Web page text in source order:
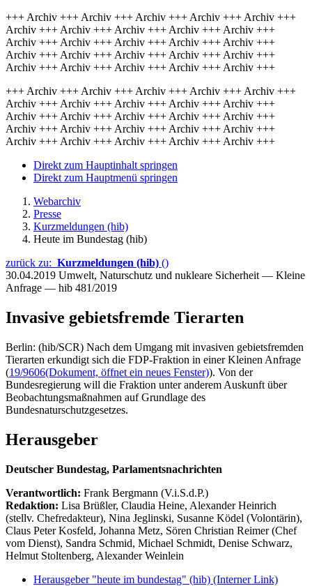
+++ Archiv +++ Archiv +++ Archiv +++ Archiv +++ Archiv +++
Archiv +++ Archiv +++ Archiv +++ Archiv +++ Archiv +++
Archiv +++ Archiv +++ Archiv +++ Archiv +++ Archiv +++
Archiv +++ Archiv +++ Archiv +++ Archiv +++ Archiv +++
Archiv +++ Archiv +++ Archiv +++ Archiv +++ Archiv +++
+++ Archiv +++ Archiv +++ Archiv +++ Archiv +++ Archiv +++
Archiv +++ Archiv +++ Archiv +++ Archiv +++ Archiv +++
Archiv +++ Archiv +++ Archiv +++ Archiv +++ Archiv +++
Archiv +++ Archiv +++ Archiv +++ Archiv +++ Archiv +++
Archiv +++ Archiv +++ Archiv +++ Archiv +++ Archiv +++
Direkt zum Hauptinhalt springen
Direkt zum Hauptmenü springen
Webarchiv
Presse
Kurzmeldungen (hib)
Heute im Bundestag (hib)
zurück zu: Kurzmeldungen (hib) ()
30.04.2019 Umwelt, Naturschutz und nukleare Sicherheit — Kleine
Anfrage — hib 481/2019
Invasive gebietsfremde Tierarten
Berlin: (hib/SCR) Nach dem Umgang mit invasiven gebietsfremden
Tierarten erkundigt sich die FDP-Fraktion in einer Kleinen Anfrage
(19/9606(Dokument, öffnet ein neues Fenster)). Von der
Bundesregierung will die Fraktion unter anderem Auskunft über
Beobachtungsmaßnahmen auf Grundlage des
Bundesnaturschutzgesetzes.
Herausgeber
Deutscher Bundestag, Parlamentsnachrichten
Verantwortlich: Frank Bergmann (V.i.S.d.P.)
Redaktion: Lisa Brüßler, Claudia Heine, Alexander Heinrich
(stellv. Chefredakteur), Nina Jeglinski, Susanne Ködel (Volontärin),
Claus Peter Kosfeld, Johanna Metz, Sören Christian Reimer (Chef
vom Dienst), Sandra Schmid, Michael Schmidt, Denise Schwarz,
Helmut Stoltenberg, Alexander Weinlein
Herausgeber "heute im bundestag" (hib) (Interner Link)